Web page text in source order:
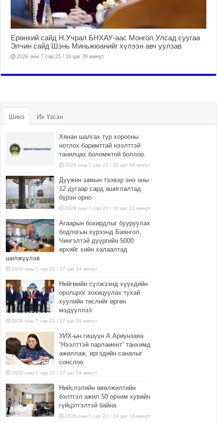
Ерөнхий сайд Н.Учрал БНХАУ-аас Монгол Улсад суугаа
Элчин сайд Шэнь Миньжюанийг хүлээн авч уулзав
2026 оны 7 сар 21 / 16 цаг 39 минут
Шинэ Их Үзсэн
Хянан шалгах түр хорооны
нотлох баримттай нээлттэй
танилцах боломжтой боллоо.
2026 оны 7 сар 23 / 15 цаг 58 минут
Дүүжин замын тээвэр энэ оны
12 дугаар сард ашиглалтад
бүрэн орно
2026 оны 7 сар 23 / 10 цаг 21 минут
Агаарын бохирдлыг бууруулах
бодлогын хүрээнд Баянгол,
Чингэлтэй дүүргийн 5000
өрхийг хийн халаалтад
шилжүүлэв
2026 оны 7 сар 22 / 17 цаг 14 минут
Нийгмийн сүлжээнд хүүхдийн
оролцоог зохицуулах тухай
хуулийн төслийг өргөн
мэдүүллээ
2026 оны 7 сар 22 / 17 цаг 09 минут
УИХ-ын гишүүн А.Ариунзаяа
“Нээлттэй парламент” танхимд
ажиллаж, иргэдийн саналыг
сонслоо
2026 оны 7 сар 22 / 17 цаг 04 минут
Нийслэлийн өвөлжилтийн
бэлтгэл ажил 50 орчим хувийн
гүйцэтгэлтэй байна
2026 оны 7 сар 22 / 14 цаг 15 минут